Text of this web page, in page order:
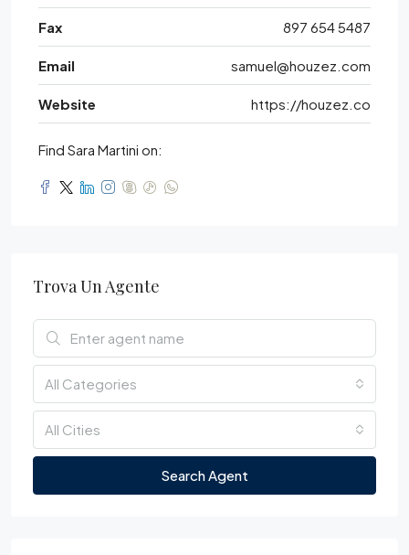
Fax 897 654 5487
Email samuel@houzez.com
Website https://houzez.co
Find Sara Martini on:
Trova Un Agente
All Categories
All Cities
Search Agent